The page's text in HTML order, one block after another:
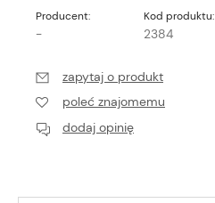
Producent:
-
Kod produktu:
2384
zapytaj o produkt
poleć znajomemu
dodaj opinię